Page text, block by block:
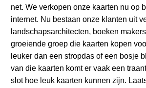
net. We verkopen onze kaarten nu op
internet. Nu bestaan onze klanten uit
landschapsarchitecten, boeken
groeiende groep die kaarten kopen
leuker dan een stropdas of een bosje
van die kaarten komt er vaak een
slot hoe leuk kaarten kunnen zijn.